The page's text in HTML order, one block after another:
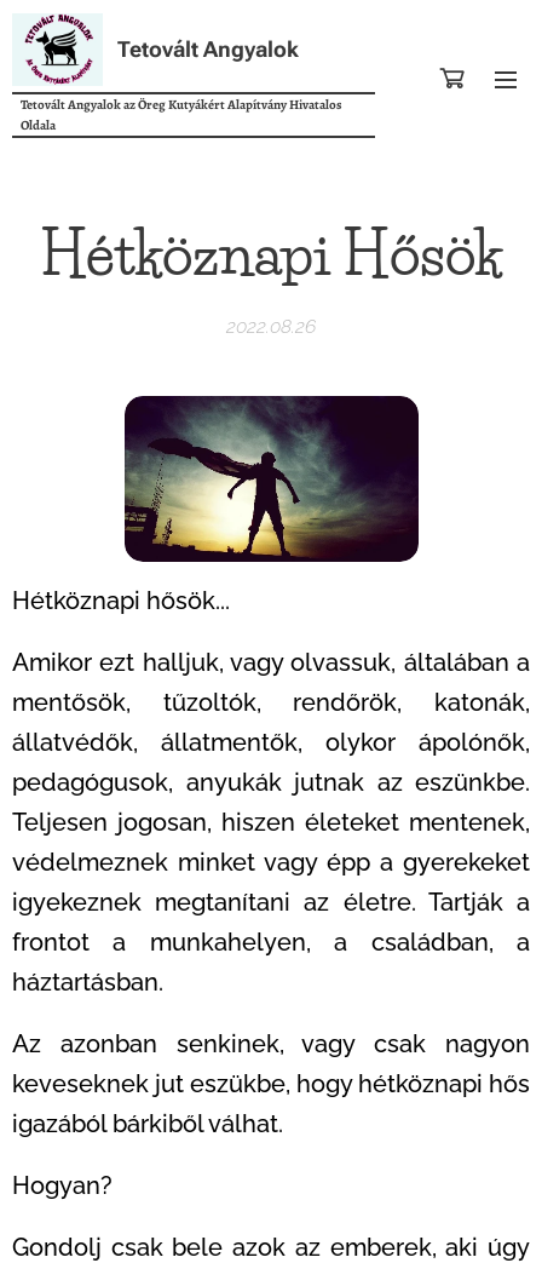
Tetovált Angyalok
Tetovált Angyalok az Öreg Kutyákért Alapítvány Hivatalos
Oldala
Hétköznapi Hősök
2022.08.26
Hétköznapi hősök...
Amikor ezt halljuk, vagy olvassuk, általában a
mentősök, tűzoltók, rendőrök, katonák,
állatvédők, állatmentők, olykor ápolónők,
pedagógusok, anyukák jutnak az eszünkbe.
Teljesen jogosan, hiszen életeket mentenek,
védelmeznek minket vagy épp a gyerekeket
igyekeznek megtanítani az életre. Tartják a
frontot a munkahelyen, a családban, a
háztartásban.
Az azonban senkinek, vagy csak nagyon
keveseknek jut eszükbe, hogy hétköznapi hős
igazából bárkiből válhat.
Hogyan?
Gondolj csak bele azok az emberek, aki úgy